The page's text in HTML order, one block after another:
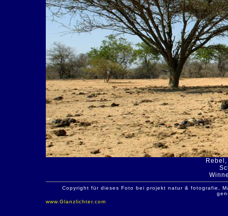
Copyright für dieses Foto bei projekt natur & fotografie,
www.Glanzlichter.com